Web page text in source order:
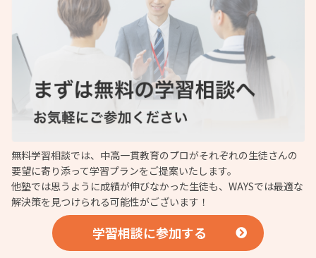
無料学習相談では、中高一貫教育のプロがそれぞれの生徒さんの
要望に寄り添って学習プランをご提案いたします。
他塾では思うように成績が伸びなかった生徒も、WAYSでは最適な
解決策を見つけられる可能性がございます！
学習相談に参加する